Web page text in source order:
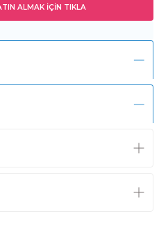
ALMAK İÇİN TIKLA